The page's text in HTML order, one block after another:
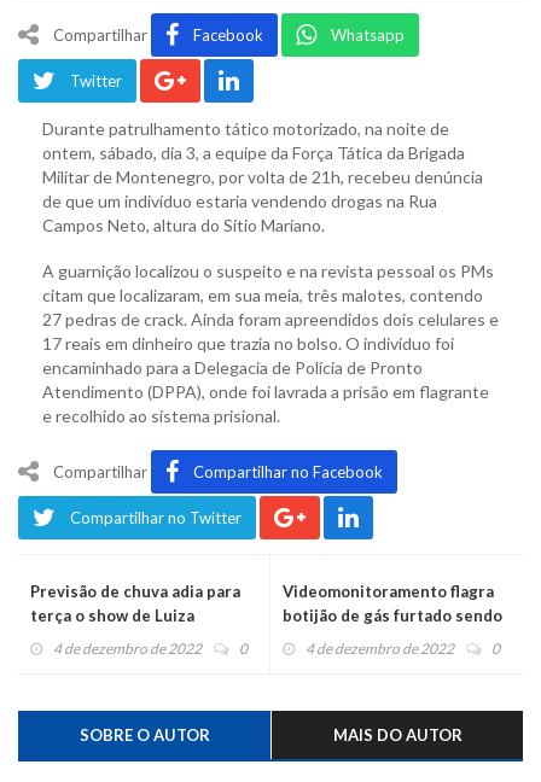
Compartilhar Facebook Whatsapp
Twitter
Durante patrulhamento tático motorizado, na noite de
ontem, sábado, dia 3, a equipe da Força Tática da Brigada
Militar de Montenegro, por volta de 21h, recebeu denúncia
de que um indivíduo estaria vendendo drogas na Rua
Campos Neto, altura do Sítio Mariano.
A guarnição localizou o suspeito e na revista pessoal os PMs
citam que localizaram, em sua meia, três malotes, contendo
27 pedras de crack. Ainda foram apreendidos dois celulares e
17 reais em dinheiro que trazia no bolso. O indivíduo foi
encaminhado para a Delegacia de Polícia de Pronto
Atendimento (DPPA), onde foi lavrada a prisão em flagrante
e recolhido ao sistema prisional.
Compartilhar Compartilhar no Facebook
Compartilhar no Twitter
Previsão de chuva adia para
terça o show de Luiza
Barbosa no Caí
4 de dezembro de 2022 0
Videomonitoramento flagra
botijão de gás furtado sendo
levado numa bicicleta
4 de dezembro de 2022 0
SOBRE O AUTOR MAIS DO AUTOR